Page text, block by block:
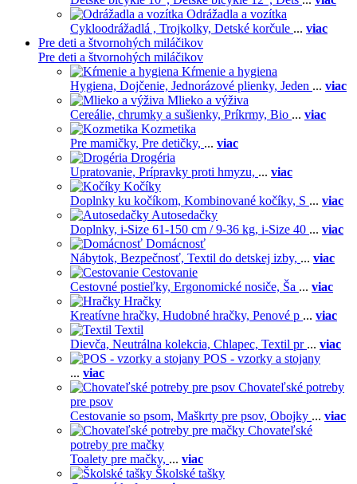
Odrážadla a vozítka
Cykloodrážadlá , Trojkolky, Detské korčule ... viac
Pre deti a štvornohých miláčikov
Pre deti a štvornohých miláčikov
Kŕmenie a hygiena
Hygiena, Dojčenie, Jednorázové plienky, Jeden ... viac
Mlieko a výživa
Cereálie, chrumky a sušienky, Príkrmy, Bio ... viac
Kozmetika
Pre mamičky, Pre detičky, ... viac
Drogéria
Upratovanie, Prípravky proti hmyzu, ... viac
Kočíky
Doplnky ku kočíkom, Kombinované kočíky, S ... viac
Autosedačky
Doplnky, i-Size 61-150 cm / 9-36 kg, i-Size 40 ... viac
Domácnosť
Nábytok, Bezpečnosť, Textil do detskej izby, ... viac
Cestovanie
Cestovné postieľky, Ergonomické nosiče, Ša ... viac
Hračky
Kreatívne hračky, Hudobné hračky, Penové p ... viac
Textil
Dievča, Neutrálna kolekcia, Chlapec, Textil pr ... viac
POS - vzorky a stojany
... viac
Chovateľské potreby
pre psov
Cestovanie so psom, Maškrty pre psov, Obojky ... viac
Chovateľské
potreby pre mačky
Toalety pre mačky, ... viac
Školské tašky